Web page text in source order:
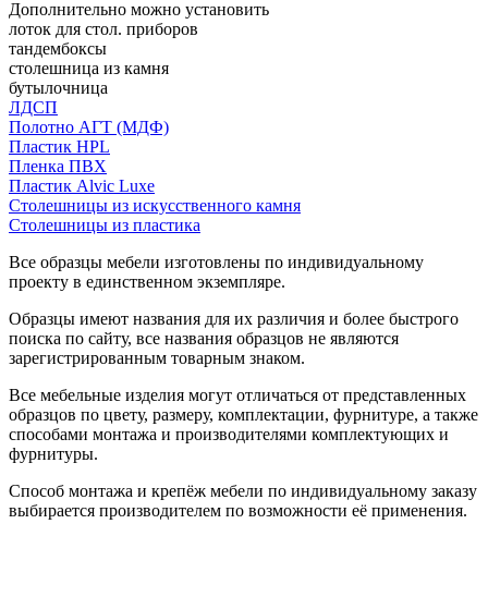
Дополнительно можно установить
лоток для стол. приборов
тандембоксы
столешница из камня
бутылочница
ЛДСП
Полотно АГТ (МДФ)
Пластик HPL
Пленка ПВХ
Пластик Alvic Luxe
Столешницы из искусственного камня
Столешницы из пластика
Все образцы мебели изготовлены по индивидуальному
проекту в единственном экземпляре.
Образцы имеют названия для их различия и более быстрого
поиска по сайту, все названия образцов не являются
зарегистрированным товарным знаком.
Все мебельные изделия могут отличаться от представленных
образцов по цвету, размеру, комплектации, фурнитуре, а также
способами монтажа и производителями комплектующих и
фурнитуры.
Способ монтажа и крепёж мебели по индивидуальному заказу
выбирается производителем по возможности её применения.